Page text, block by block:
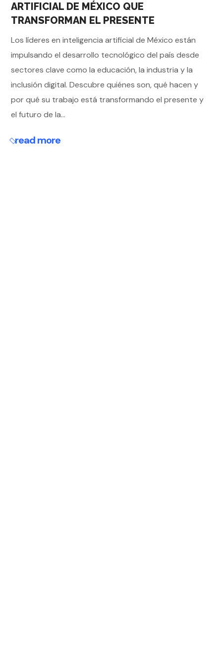
ARTIFICIAL DE MÉXICO QUE
TRANSFORMAN EL PRESENTE
Los líderes en inteligencia artificial de México están
impulsando el desarrollo tecnológico del país desde
sectores clave como la educación, la industria y la
inclusión digital. Descubre quiénes son, qué hacen y
por qué su trabajo está transformando el presente y
el futuro de la...
read more